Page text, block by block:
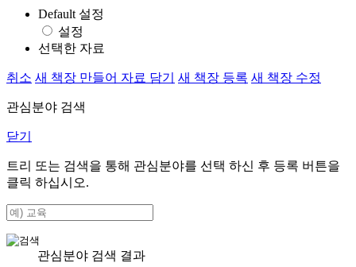
Default 설정
설정
선택한 자료
취소 새 책장 만들어 자료 담기 새 책장 등록 새 책장 수정
관심분야 검색
닫기
트리 또는 검색을 통해 관심분야를 선택 하신 후 등록 버튼을
클릭 하십시오.
관심분야 검색 결과